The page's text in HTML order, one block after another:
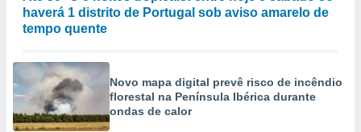
haverá 1 distrito de Portugal sob aviso amarelo de
tempo quente
Novo mapa digital prevê risco de incêndio
florestal na Península Ibérica durante
ondas de calor